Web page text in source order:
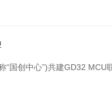
在青岛隆重举行。此举标志着双方